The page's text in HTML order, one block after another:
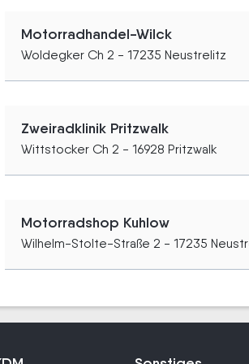
Motorradhandel-Wilck
Woldegker Ch 2 - 17235 Neustrelitz
Zweiradklinik Pritzwalk
Wittstocker Ch 2 - 16928 Pritzwalk
Motorradshop Kuhlow
Wilhelm-Stolte-Straße 2 - 17235